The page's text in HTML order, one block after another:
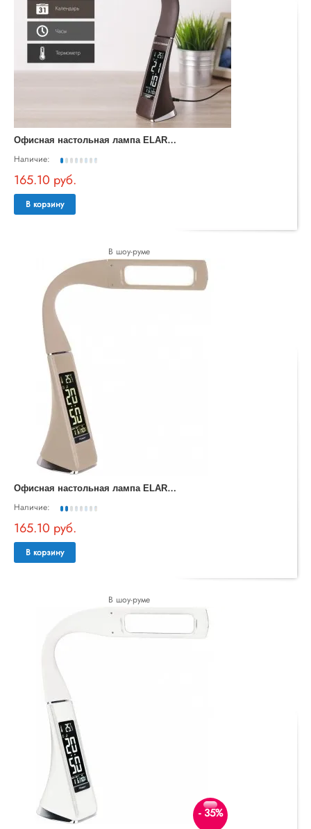
О
фисная настольная лампа ELARA TL90220
Наличие:
165.10 руб.
В корзину
В шоу-руме
О
фисная настольная лампа ELARA TL90220
Наличие:
165.10 руб.
В корзину
В шоу-руме
- 35%